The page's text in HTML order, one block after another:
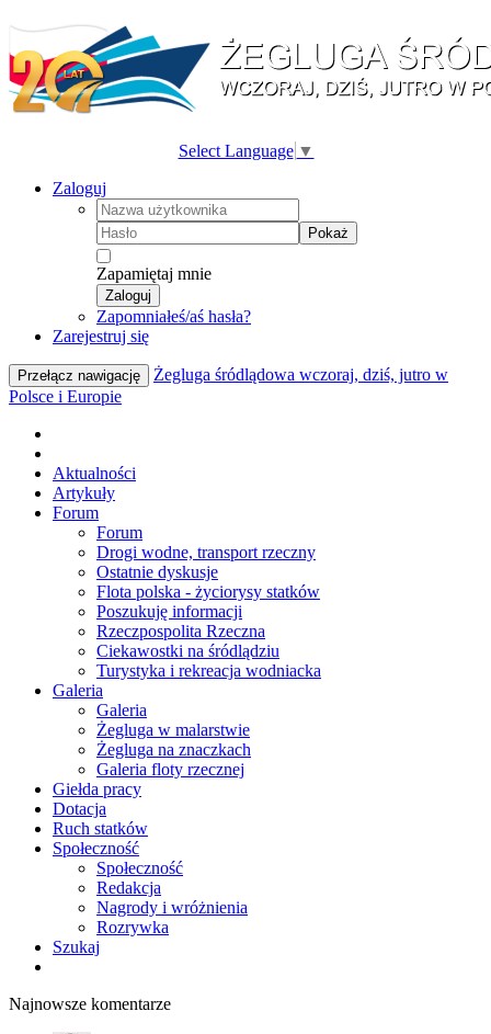
Select Language ▼
Zaloguj
Pokaż
Zapamiętaj mnie
Zaloguj
Zapomniałeś/aś hasła?
Zarejestruj się
Przełącz nawigację
Żegluga śródlądowa wczoraj, dziś, jutro w
Polsce i Europie
Aktualności
Artykuły
Forum
Forum
Drogi wodne, transport rzeczny
Ostatnie dyskusje
Flota polska - życiorysy statków
Poszukuję informacji
Rzeczpospolita Rzeczna
Ciekawostki na śródlądziu
Turystyka i rekreacja wodniacka
Galeria
Galeria
Żegluga w malarstwie
Żegluga na znaczkach
Galeria floty rzecznej
Giełda pracy
Dotacja
Ruch statków
Społeczność
Społeczność
Redakcja
Nagrody i wróżnienia
Rozrywka
Szukaj
Najnowsze komentarze